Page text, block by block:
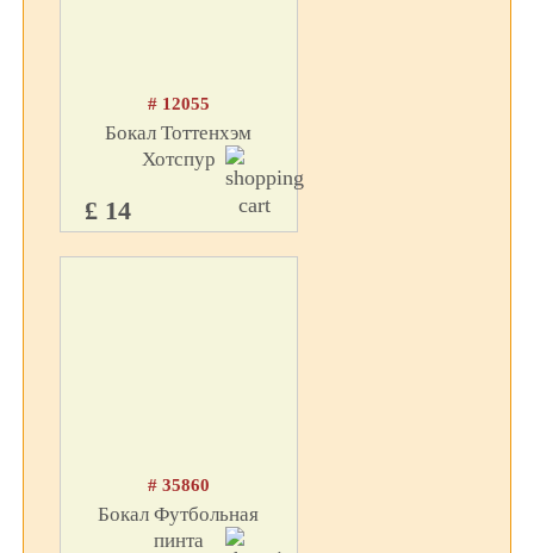
# 12055
Бокал Тоттенхэм
Хотспур
£ 14
# 35860
Бокал Футбольная
пинта